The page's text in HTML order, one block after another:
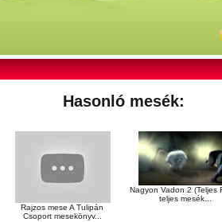
Hasonló mesék:
Rajzos mese A Tulipán
Csoport mesekönyv...
Nagyon Vadon 2 (Teljes
teljes mesék...